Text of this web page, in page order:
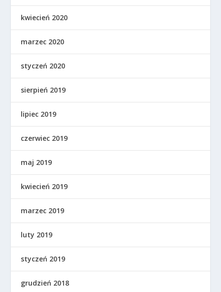
kwiecień 2020
marzec 2020
styczeń 2020
sierpień 2019
lipiec 2019
czerwiec 2019
maj 2019
kwiecień 2019
marzec 2019
luty 2019
styczeń 2019
grudzień 2018